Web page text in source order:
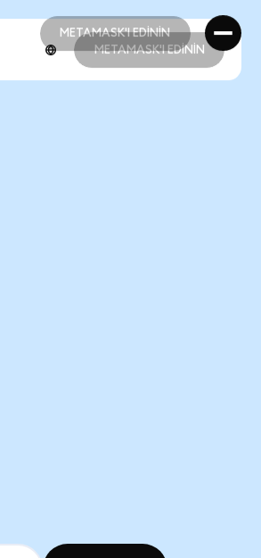
METAMASK'I EDİNİN
METAMASK'I EDİNİN
METAMASK'I EDİNİN